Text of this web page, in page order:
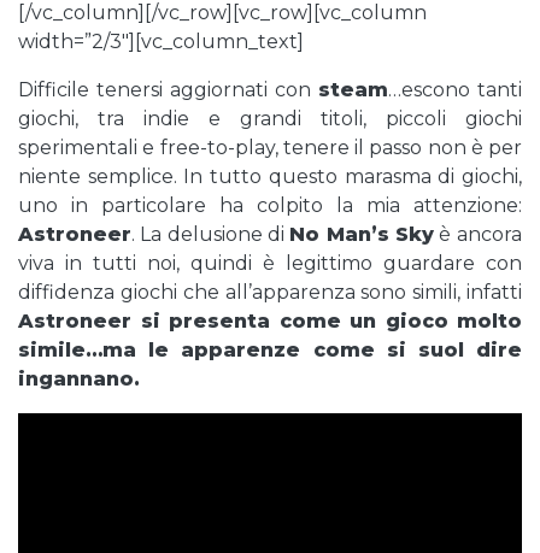
[/vc_column][/vc_row][vc_row][vc_column
width=”2/3″][vc_column_text]
Difficile tenersi aggiornati con steam…escono tanti
giochi, tra indie e grandi titoli, piccoli giochi
sperimentali e free-to-play, tenere il passo non è per
niente semplice. In tutto questo marasma di giochi,
uno in particolare ha colpito la mia attenzione:
Astroneer. La delusione di No Man’s Sky è ancora
viva in tutti noi, quindi è legittimo guardare con
diffidenza giochi che all’apparenza sono simili, infatti
Astroneer si presenta come un gioco molto
simile…ma le apparenze come si suol dire
ingannano.